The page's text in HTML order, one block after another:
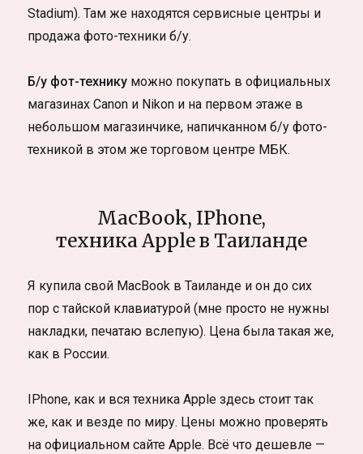
Stadium). Там же находятся сервисные центры и
продажа фото-техники б/у.
Б/у фот-технику можно покупать в официальных
магазинах Canon и Nikon и на первом этаже в
небольшом магазинчике, напичканном б/у фото-
техникой в этом же торговом центре МБК.
MacBook, IPhone,
техника Apple в Таиланде
Я купила свой MacBook в Таиланде и он до сих
пор с тайской клавиатурой (мне просто не нужны
накладки, печатаю вслепую). Цена была такая же,
как в России.
IPhone, как и вся техника Apple здесь стоит так
же, как и везде по миру. Цены можно проверять
на официальном сайте Apple. Всё что дешевле —